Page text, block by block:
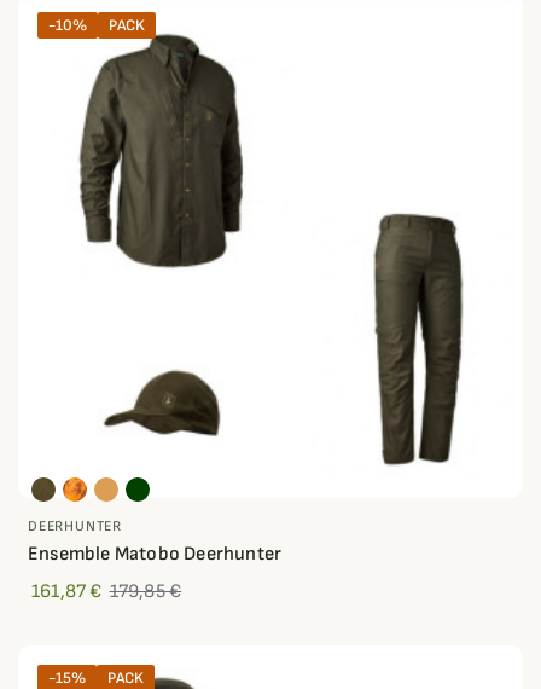
-10% PACK
DEERHUNTER
Ensemble Matobo Deerhunter
161,87 € 179,85 €
-15% PACK